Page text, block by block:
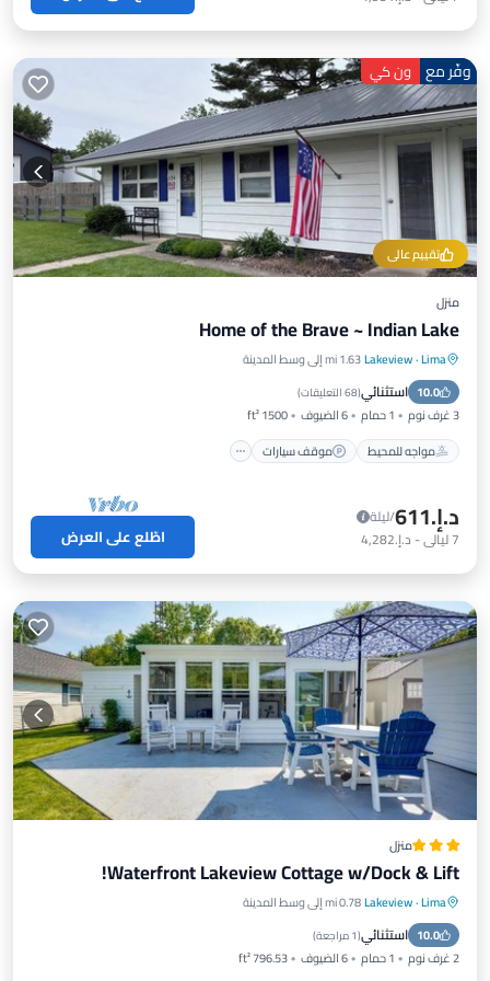
تقييم عالي
وفّر مع ون كي
منزل
Home of the Brave ~ Indian Lake
Lima
·
Lakeview1.63 mi إلى وسط المدينة
10.0 استثنائي(68 التعليقات )
3 غرف نوم 1 حمام 6 الضيوف
1500 ft²
مواجه للمحيط
موقف سيارات
مواجه للمحيط
موقف سيارات
إطلالة على المحيط
د.إ.‏611
/ليلة
7ليالي- د.إ.‏4,282 اطّلع على العرض
منزل
Waterfront Lakeview Cottage w/Dock & Lift!
Lima
·
Lakeview0.78 mi إلى وسط المدينة
10.0 استثنائي(1 مراجعة )
2 غرف نوم 1 حمام 6 الضيوف 796.53 ft²
موقف سيارات مسبح
مناسب للأطفال